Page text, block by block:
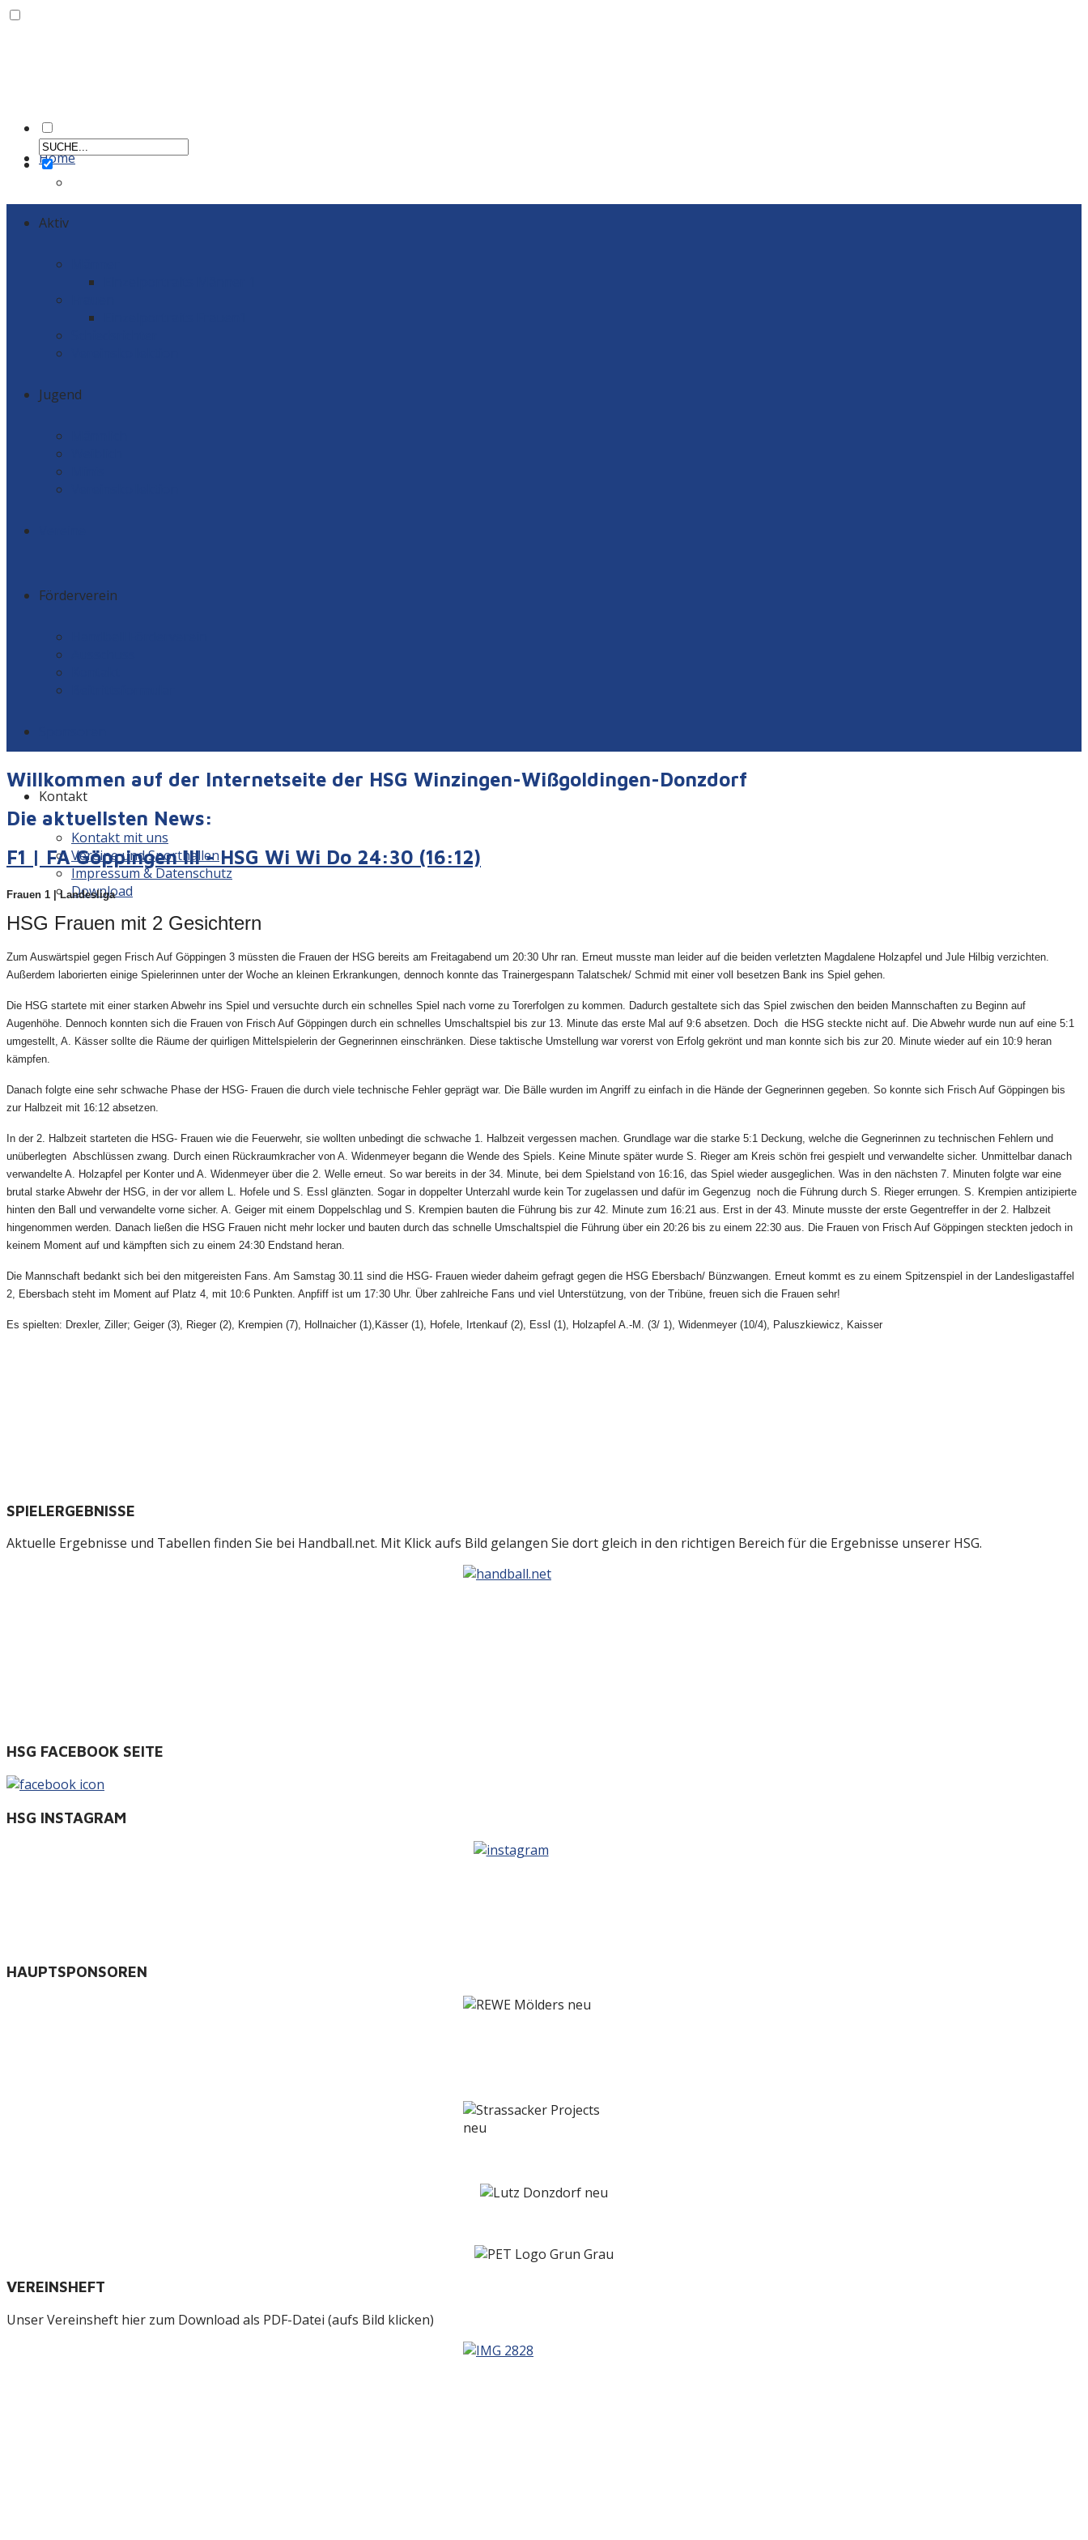
Home
Aktiv
Jugend
Förderverein
Kontakt
Kontakt mit uns
Vereine und Sporthallen
Impressum & Datenschutz
Download
Willkommen auf der Internetseite der HSG Winzingen-Wißgoldingen-Donzdorf
Die aktuellsten News:
F1 | FA Göppingen III - HSG Wi Wi Do 24:30 (16:12)
Frauen 1 | Landesliga
HSG Frauen mit 2 Gesichtern
Zum Auswärtspiel gegen Frisch Auf Göppingen 3 müssten die Frauen der HSG bereits am Freitagabend um 20:30 Uhr ran. Erneut musste man leider auf die beiden verletzten Magdalene Holzapfel und Jule Hilbig verzichten.
Außerdem laborierten einige Spielerinnen unter der Woche an kleinen Erkrankungen, dennoch konnte das Trainergespann Talatschek/ Schmid mit einer voll besetzen Bank ins Spiel gehen.
Die HSG startete mit einer starken Abwehr ins Spiel und versuchte durch ein schnelles Spiel nach vorne zu Torerfolgen zu kommen. Dadurch gestaltete sich das Spiel zwischen den beiden Mannschaften zu Beginn auf
Augenhöhe. Dennoch konnten sich die Frauen von Frisch Auf Göppingen durch ein schnelles Umschaltspiel bis zur 13. Minute das erste Mal auf 9:6 absetzen. Doch die HSG steckte nicht auf. Die Abwehr wurde nun auf eine 5:1
umgestellt, A. Kässer sollte die Räume der quirligen Mittelspielerin der Gegnerinnen einschränken. Diese taktische Umstellung war vorerst von Erfolg gekrönt und man konnte sich bis zur 20. Minute wieder auf ein 10:9 heran
kämpfen.
Danach folgte eine sehr schwache Phase der HSG- Frauen die durch viele technische Fehler geprägt war. Die Bälle wurden im Angriff zu einfach in die Hände der Gegnerinnen gegeben. So konnte sich Frisch Auf Göppingen bis
zur Halbzeit mit 16:12 absetzen.
In der 2. Halbzeit starteten die HSG- Frauen wie die Feuerwehr, sie wollten unbedingt die schwache 1. Halbzeit vergessen machen. Grundlage war die starke 5:1 Deckung, welche die Gegnerinnen zu technischen Fehlern und
unüberlegten Abschlüssen zwang. Durch einen Rückraumkracher von A. Widenmeyer begann die Wende des Spiels. Keine Minute später wurde S. Rieger am Kreis schön frei gespielt und verwandelte sicher. Unmittelbar danach
verwandelte A. Holzapfel per Konter und A. Widenmeyer über die 2. Welle erneut. So war bereits in der 34. Minute, bei dem Spielstand von 16:16, das Spiel wieder ausgeglichen. Was in den nächsten 7. Minuten folgte war eine
brutal starke Abwehr der HSG, in der vor allem L. Hofele und S. Essl glänzten. Sogar in doppelter Unterzahl wurde kein Tor zugelassen und dafür im Gegenzug noch die Führung durch S. Rieger errungen. S. Krempien antizipierte
hinten den Ball und verwandelte vorne sicher. A. Geiger mit einem Doppelschlag und S. Krempien bauten die Führung bis zur 42. Minute zum 16:21 aus. Erst in der 43. Minute musste der erste Gegentreffer in der 2. Halbzeit
hingenommen werden. Danach ließen die HSG Frauen nicht mehr locker und bauten durch das schnelle Umschaltspiel die Führung über ein 20:26 bis zu einem 22:30 aus. Die Frauen von Frisch Auf Göppingen steckten jedoch in
keinem Moment auf und kämpften sich zu einem 24:30 Endstand heran.
Die Mannschaft bedankt sich bei den mitgereisten Fans. Am Samstag 30.11 sind die HSG- Frauen wieder daheim gefragt gegen die HSG Ebersbach/ Bünzwangen. Erneut kommt es zu einem Spitzenspiel in der Landesligastaffel
2, Ebersbach steht im Moment auf Platz 4, mit 10:6 Punkten. Anpfiff ist um 17:30 Uhr. Über zahlreiche Fans und viel Unterstützung, von der Tribüne, freuen sich die Frauen sehr!
Es spielten: Drexler, Ziller; Geiger (3), Rieger (2), Krempien (7), Hollnaicher (1),Kässer (1), Hofele, Irtenkauf (2), Essl (1), Holzapfel A.-M. (3/ 1), Widenmeyer (10/4), Paluszkiewicz, Kaisser
SPIELERGEBNISSE
Aktuelle Ergebnisse und Tabellen finden Sie bei Handball.net. Mit Klick aufs Bild gelangen Sie dort gleich in den richtigen Bereich für die Ergebnisse unserer HSG.
HSG FACEBOOK SEITE
HSG INSTAGRAM
HAUPTSPONSOREN
VEREINSHEFT
Unser Vereinsheft hier zum Download als PDF-Datei (aufs Bild klicken)